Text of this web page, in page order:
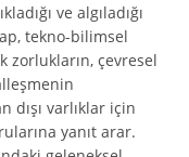
ve algıladığı
tekno-bilimsel
zorlukların, çevresel
dışı varlıklar için
yanıt arar.